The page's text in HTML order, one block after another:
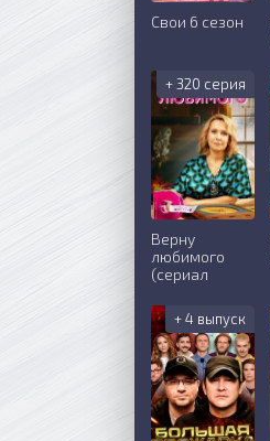
Свои 6 сезон
+ 320 серия
Верну
любимого
(сериал
+ 4 выпуск